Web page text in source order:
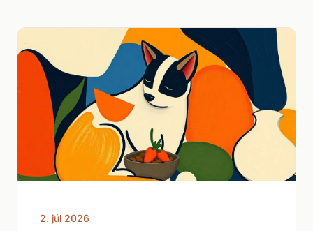
2. júl 2026